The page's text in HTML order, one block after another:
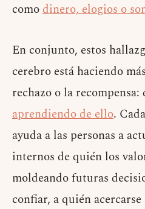
comodinero, elogios o
En conjunto, estos
cerebro está haciendo
rechazo o la recompensa:
aprendiendo de ello.
ayuda a las personas a
internos de quién los
moldeando futuras
confiar, a quién